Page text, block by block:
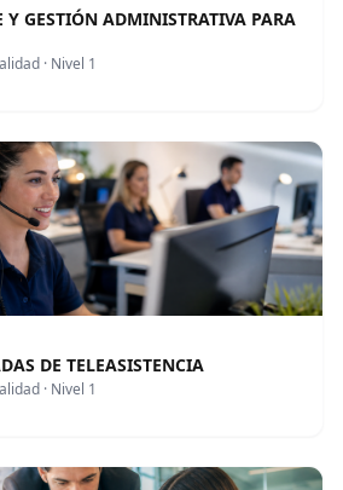
Y GESTIÓN ADMINISTRATIVA PARA
· Nivel 1
DE TELEASISTENCIA
· Nivel 1